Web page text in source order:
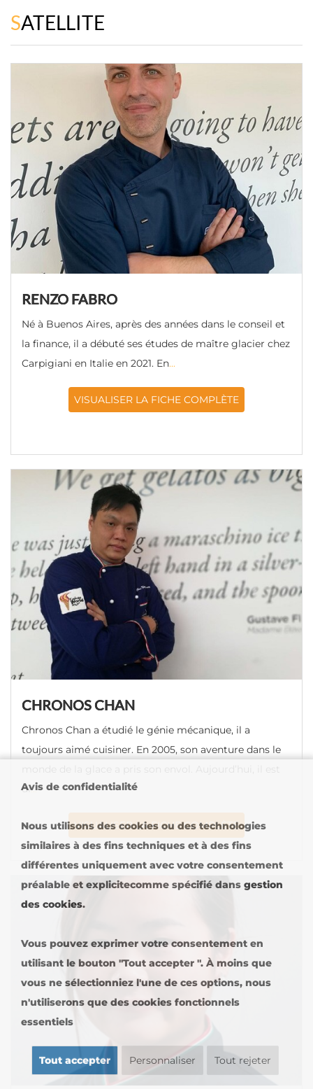
SATELLITE
RENZO FABRO
Né à Buenos Aires, après des années dans le conseil et
la finance, il a débuté ses études de maître glacier chez
Carpigiani en Italie en 2021. En...
VISUALISER LA FICHE COMPLÈTE
CHRONOS CHAN
Chronos Chan a étudié le génie mécanique, il a
toujours aimé cuisiner. En 2005, son aventure dans le
di...
VISUALISER LA FICHE COMPLÈTE
Avis de confidentialité
Nous utilisons des cookies ou des technologies
similaires à des fins techniques et à des fins
différentes uniquement avec votre consentement
préalable et explicitecomme spécifié dans gestion
des cookies.
Vous pouvez exprimer votre consentement en
utilisant le bouton "Tout accepter ". À moins que
vous ne sélectionniez l'une de ces options, nous
n'utiliserons que des cookies fonctionnels
essentiels
Tout accepter Personnaliser Tout rejeter